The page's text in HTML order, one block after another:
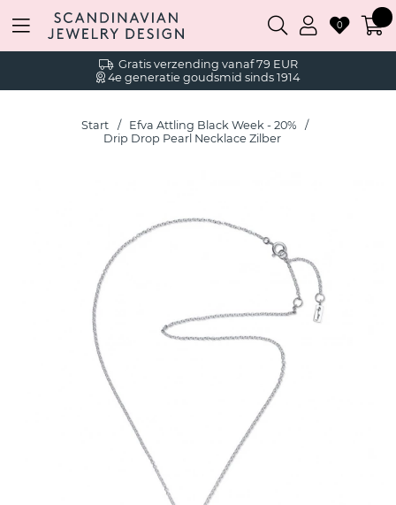
Gratis verzending vanaf 79 EUR
4e generatie goudsmid sinds 1914
0
Start
Efva Attling Black Week - 20%
Drip Drop Pearl Necklace Zilber